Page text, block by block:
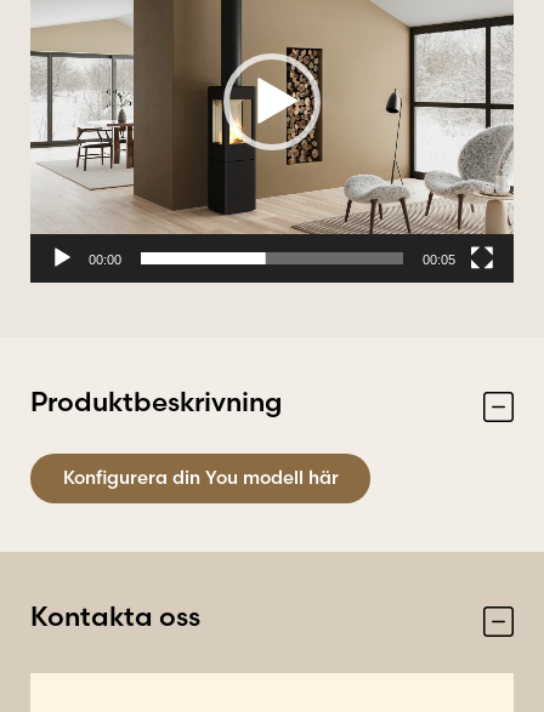
00:00 00:05
Produktbeskrivning
Konfigurera din You modell här
Kontakta oss